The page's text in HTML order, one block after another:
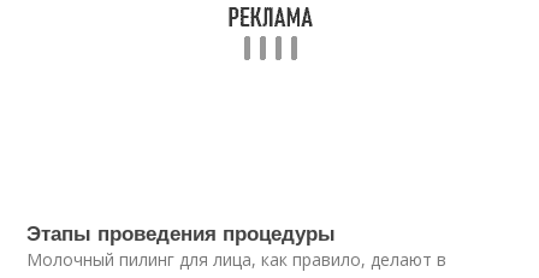
Этапы проведения процедуры
Молочный пилинг для лица, как правило, делают в